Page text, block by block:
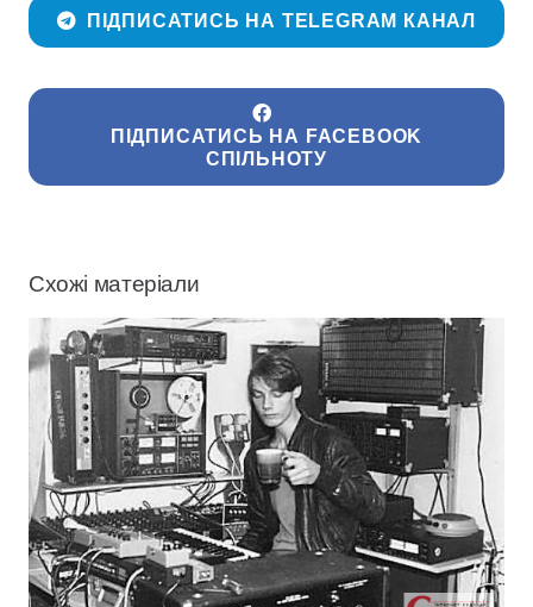
ПІДПИСАТИСЬ НА TELEGRAM КАНАЛ
ПІДПИСАТИСЬ НА FACEBOOK
СПІЛЬНОТУ
Схожі матеріали